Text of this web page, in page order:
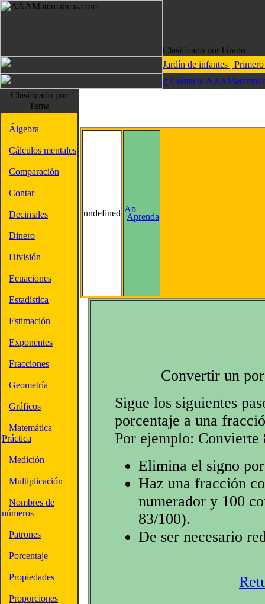
Clasificado por Grado
Jardín de infantes |
Contacto
Clasificado por
Tema
Álgebra
Cálculos mentales
Comparación
Contar
Decimales
Dinero
División
Ecuaciones
Estadística
Estimación
Exponentes
Fracciones
Geometría
Gráficos
Matemática
Práctica
Medición
Multiplicación
Nombres de
números
Patrones
Porcentaje
Propiedades
Proporciones
undefined Aprenda
Convertir un
Sigue los siguientes
porcentaje a una
Por ejemplo:
Elimina el signo
Haz una fracción
numerador y 100
83/100).
De ser necesario